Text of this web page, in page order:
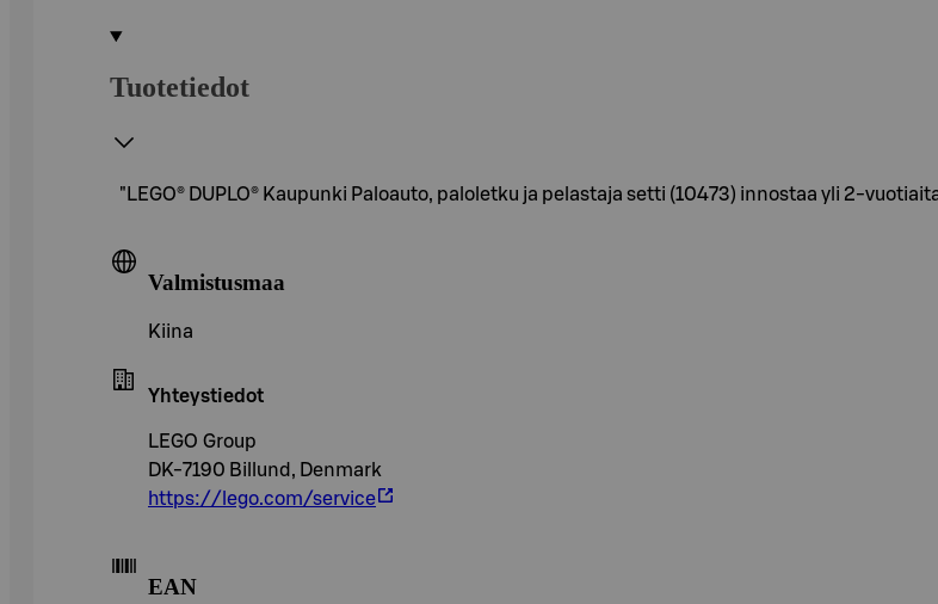
Tuotetiedot
"LEGO® DUPLO® Kaupunki Paloauto, paloletku ja pelastaja setti (10473) innostaa yli 2-
Valmistusmaa
Kiina
Yhteystiedot
LEGO Group
DK-7190 Billund, Denmark
https://lego.com/service
EAN